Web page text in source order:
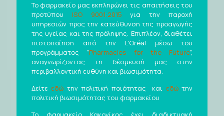
Το φαρμακείο μας εκπληρώνει τις απαιτήσεις του
προτύπου ISO 9001:2015 για την παροχή
υπηρεσιών προς την κατεύθυνση της προαγωγής
της υγείας και της πρόληψης. Επιπλέον, διαθέτει
πιστοποίηση από την L'Oréal μέσω του
προγράμματος "Pharmacies for the Future",
αναγνωρίζοντας τη δέσμευσή μας στην
περιβαλλοντική ευθύνη και βιωσιμότητα.
Δείτε εδώ την πολιτική ποιότητας και εδώτην
πολιτική βιωσιμότητας του φαρμακείου